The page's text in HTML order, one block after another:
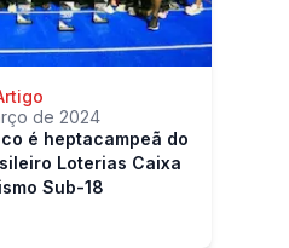
de 2024
é heptacampeã do
Loterias Caixa
Sub-18